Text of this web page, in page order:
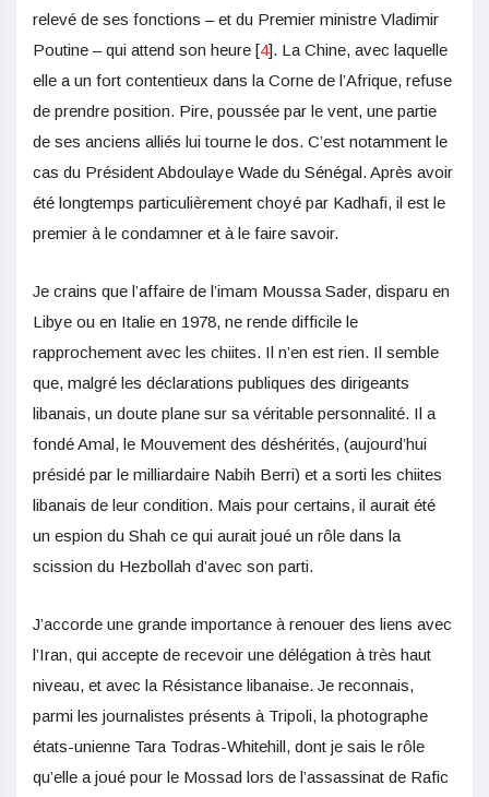
relevé de ses fonctions – et du Premier ministre Vladimir
Poutine – qui attend son heure [4]. La Chine, avec laquelle
elle a un fort contentieux dans la Corne de l’Afrique, refuse
de prendre position. Pire, poussée par le vent, une partie
de ses anciens alliés lui tourne le dos. C’est notamment le
cas du Président Abdoulaye Wade du Sénégal. Après avoir
été longtemps particulièrement choyé par Kadhafi, il est le
premier à le condamner et à le faire savoir.
Je crains que l’affaire de l’imam Moussa Sader, disparu en
Libye ou en Italie en 1978, ne rende difficile le
rapprochement avec les chiites. Il n’en est rien. Il semble
que, malgré les déclarations publiques des dirigeants
libanais, un doute plane sur sa véritable personnalité. Il a
fondé Amal, le Mouvement des déshérités, (aujourd’hui
présidé par le milliardaire Nabih Berri) et a sorti les chiites
libanais de leur condition. Mais pour certains, il aurait été
un espion du Shah ce qui aurait joué un rôle dans la
scission du Hezbollah d’avec son parti.
J’accorde une grande importance à renouer des liens avec
l’Iran, qui accepte de recevoir une délégation à très haut
niveau, et avec la Résistance libanaise. Je reconnais,
parmi les journalistes présents à Tripoli, la photographe
états-unienne Tara Todras-Whitehill, dont je sais le rôle
qu’elle a joué pour le Mossad lors de l’assassinat de Rafic